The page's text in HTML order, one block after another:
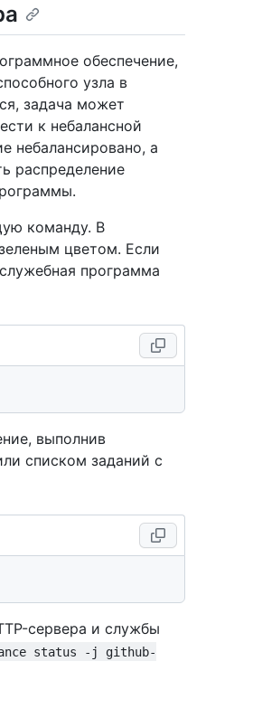
обеспечение,
узла в
задача может
к небалансной
небалансировано, а
распределение
команду. В
цветом. Если
программа
выполнив
списком заданий с
сервера и службы
status -j github-